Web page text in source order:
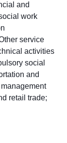
and
work
service
activities
social
and
retail trade;